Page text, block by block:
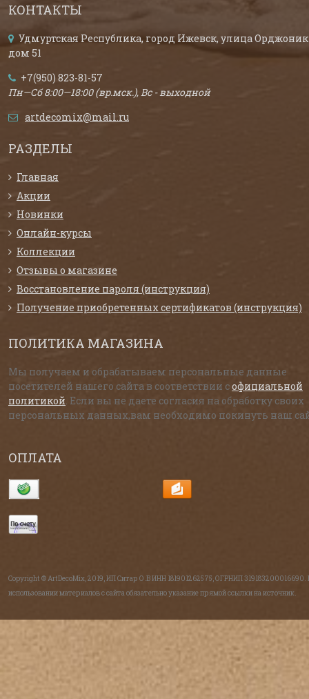
КОНТАКТЫ
Удмуртская Республика, город Ижевск, улица
дом 51
+7(950) 823-81-57
Пн—Сб 8:00—18:00 (вр.мск.), Вс - выходной
artdecomix@mail.ru
РАЗДЕЛЫ
Главная
Акции
Новинки
Онлайн-курсы
Коллекции
Отзывы о магазине
Восстановление пароля (инструкция)
Получение приобретенных сертификатов (инструкция)
ПОЛИТИКА МАГАЗИНА
Мы получаем и обрабатываем персональные данные
посетителей нашего сайта в соответствии софициальной
политикой . Если вы не даете согласия на обработку своих
персональных данных,вам необходимо покинуть наш
ОПЛАТА
Copyright © ArtDecoMix, 2019, ИП Ситар О.В ИНН 181901262575, ОГРНИП 319183200016690.
использовании материалов с сайта обязательно указание прямой ссылки на источник.